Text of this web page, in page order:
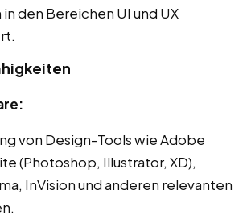
den Bereichen UI und UX
von Design-Tools wie Adobe
(Photoshop, Illustrator, XD),
InVision und anderen relevanten